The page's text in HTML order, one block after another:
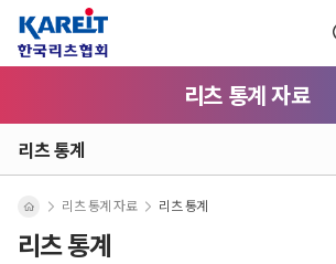
리츠 통계 자료
리츠 통계
리츠 통계
리츠 통계 자료 리츠 통계